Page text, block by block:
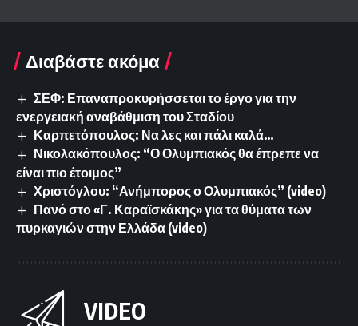
Διαβάστε ακόμα
ΣΕΦ: Επαναπροκυρήσσεται το έργο για την
ενεργειακή αναβάθμιση του Σταδίου
Καρπετόπουλος: Να λες και πάλι καλά…
Νικολακόπουλος: “Ο Ολυμπιακός θα έπρεπε να
είναι πιο έτοιμος”
Χριστόγλου: “Ανήμπορος ο Ολυμπιακός” (video)
Πανό στο «Γ. Καραϊσκάκης» για τα θύματα των
πυρκαγιών στην Ελλάδα (video)
VIDEO